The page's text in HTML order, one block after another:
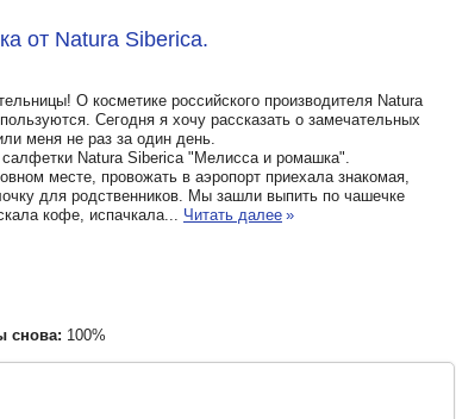
от Natura Siberica.
О косметике российского производителя Natura
Сегодня я хочу рассказать о замечательных
меня не раз за один день.
Natura Siberica "Мелисса и ромашка".
месте, провожать в аэропорт приехала знакомая,
для родственников. Мы зашли выпить по чашечке
кофе, испачкала... Читать далее »
снова: 100%